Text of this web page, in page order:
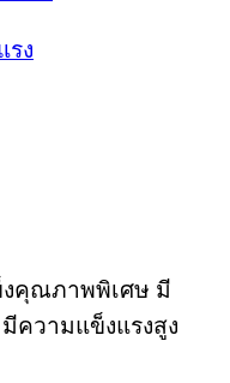
รง
งคุณภาพพิเศษ มี
ความแข็งแรงสูง